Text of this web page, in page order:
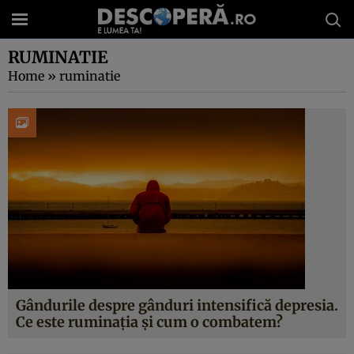
RUMINATIE
Home » ruminatie
Gândurile despre gânduri intensifică depresia.
Ce este ruminația și cum o combatem?